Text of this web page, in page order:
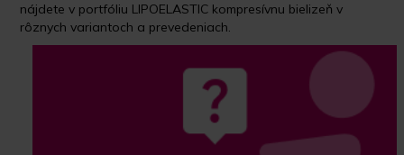
nájdete v portfóliu LIPOELASTIC kompresívnu bielizeň v
rôznych variantoch a prevedeniach.